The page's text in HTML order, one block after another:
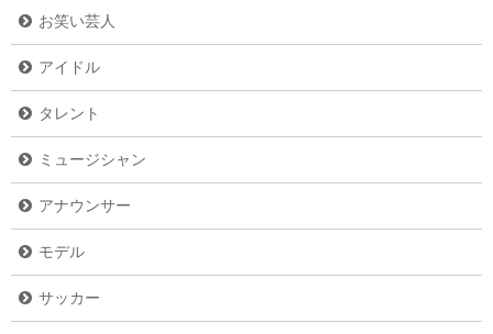
お笑い芸人
アイドル
タレント
ミュージシャン
アナウンサー
モデル
サッカー